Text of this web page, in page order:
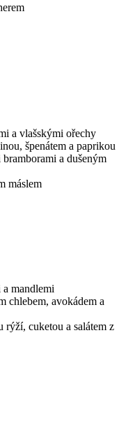
a vlašskými ořechy
špenátem a paprikou
a dušeným
máslem
a mandlemi
chlebem, avokádem a
rýží, cuketou a salátem z